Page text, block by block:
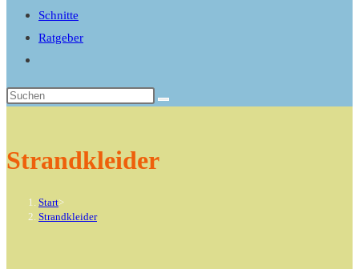
Schnitte
Ratgeber
umschalten
Diese
Strandkleider
Start>
Strandkleider